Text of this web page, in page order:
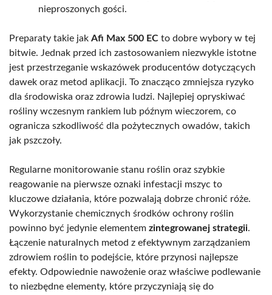
nieproszonych gości.
Preparaty takie jak Afi Max 500 EC to dobre wybory w tej
bitwie. Jednak przed ich zastosowaniem niezwykle istotne
jest przestrzeganie wskazówek producentów dotyczących
dawek oraz metod aplikacji. To znacząco zmniejsza ryzyko
dla środowiska oraz zdrowia ludzi. Najlepiej opryskiwać
rośliny wczesnym rankiem lub późnym wieczorem, co
ogranicza szkodliwość dla pożytecznych owadów, takich
jak pszczoły.
Regularne monitorowanie stanu roślin oraz szybkie
reagowanie na pierwsze oznaki infestacji mszyc to
kluczowe działania, które pozwalają dobrze chronić róże.
Wykorzystanie chemicznych środków ochrony roślin
powinno być jedynie elementem zintegrowanej strategii.
Łączenie naturalnych metod z efektywnym zarządzaniem
zdrowiem roślin to podejście, które przynosi najlepsze
efekty. Odpowiednie nawożenie oraz właściwe podlewanie
to niezbędne elementy, które przyczyniają się do